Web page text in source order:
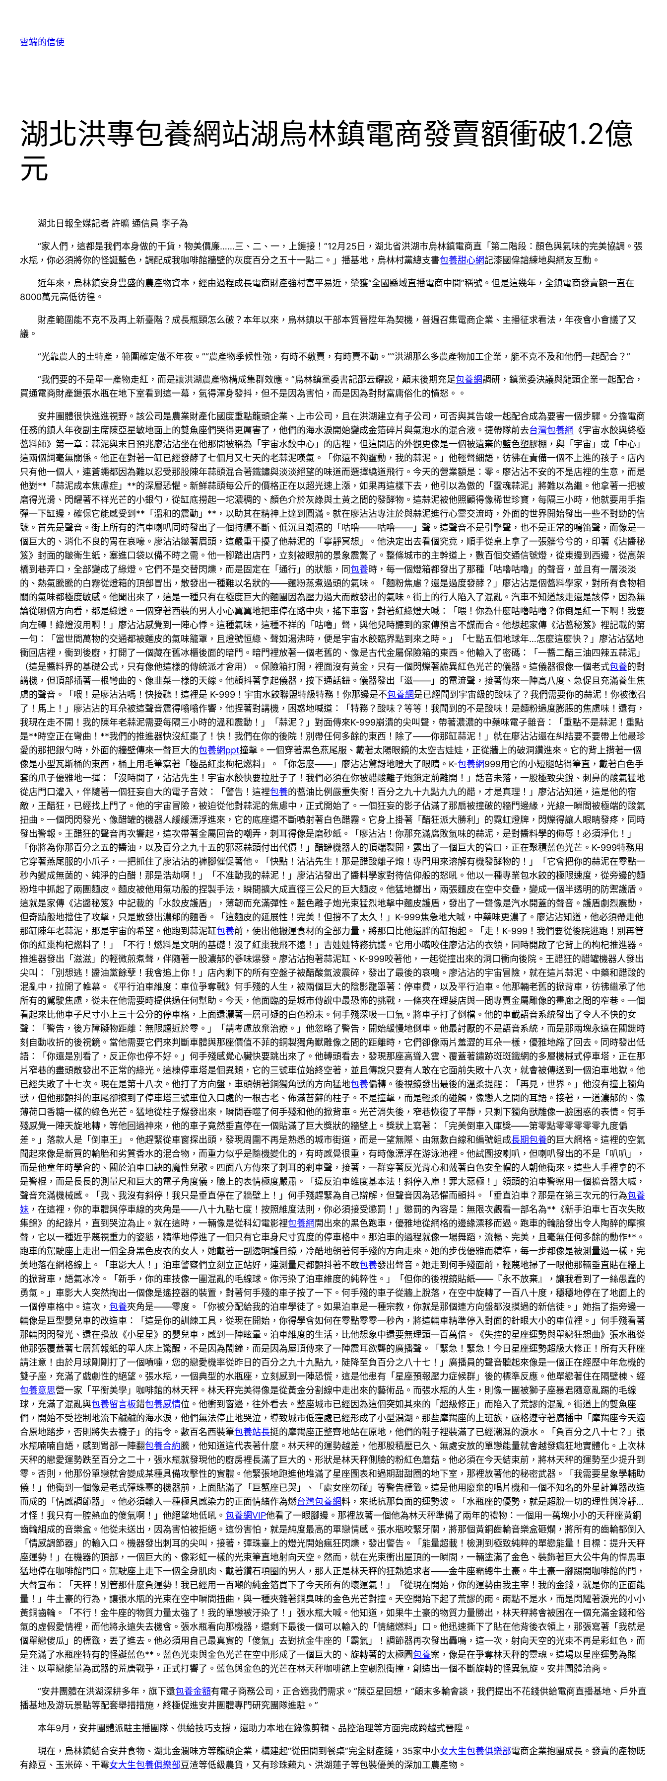
雲端的信使
湖北洪專包養網站湖烏林鎮電商發賣額衝破1.2億
元
湖北日報全媒記者 許曠 通信員 李子為
“家人們，這都是我們本身做的干貨，物美價廉……三、二、一，上鏈接！”12月25日，湖北省洪湖市烏林鎮電商直「第二階段：顏色與氣味的完美協調。張
水瓶，你必須將你的怪誕藍色，調配成我咖啡館牆壁的灰度百分之五十一點二。」播基地，烏林村黨總支書包養甜心網記漆國偉諳練地與網友互動。
近年來，烏林鎮安身豐盛的農產物資本，經由過程成長電商財產強村富平易近，榮獲“全國縣域直播電商中間”稱號。但是這幾年，全鎮電商發賣額一直在
8000萬元高低彷徨。
財產範圍能不克不及再上新臺階？成長瓶頸怎么破？本年以來，烏林鎮以干部本質晉陞年為契機，普遍召集電商企業、主播征求看法，年夜會小會議了又
議。
“光靠農人的土特產，範圍確定做不年夜。”“農產物季候性強，有時不敷賣，有時賣不動。”“洪湖那么多農產物加工企業，能不克不及和他們一起配合？”
“我們要的不是單一產物走紅，而是讓洪湖農產物構成集群效應。”烏林鎮黨委書記邵云耀說，顛末後期充足包養網調研，鎮黨委決議與龍頭企業一起配合，
買通電商財產鏈張水瓶在地下室看到這一幕，氣得渾身發抖，但不是因為害怕，而是因為對財富庸俗化的憤怒。。
安井團體很快進進視野。該公司是農業財產化國度重點龍頭企業、上市公司，且在洪湖建立有子公司，可否與其告竣一起配合成為要害一個步驟。分擔電商
任務的鎮人年夜副主席陳亞星敏地面上的雙魚座們哭得更厲害了，他們的海水淚開始變成金箔碎片與氣泡水的混合液。捷帶隊前去台灣包養網 《宇宙水餃與終極
醬料師》第一章：蒜泥與末日預兆廖沾沾坐在他那間被稱為「宇宙水餃中心」的店裡，但這間店的外觀更像是一個被遺棄的藍色塑膠棚，與「宇宙」或「中心」
這兩個詞毫無關係。他正在對著一缸已經發酵了七個月又七天的老蒜泥嘆氣。「你還不夠靈動，我的蒜泥。」他輕聲細語，彷彿在責備一個不上進的孩子。店內
只有他一個人，連蒼蠅都因為難以忍受那股陳年蒜頭混合著鐵鏽與淡淡絕望的味道而選擇繞道飛行。今天的營業額是：零。廖沾沾不安的不是店裡的生意，而是
他對**「蒜泥成本焦慮症」**的深層恐懼。新鮮蒜頭每公斤的價格正在以超光速上漲，如果再這樣下去，他引以為傲的「靈魂蒜泥」將難以為繼。他拿著一把被
磨得光滑、閃耀著不祥光芒的小銀勺，從缸底撈起一坨濃稠的、顏色介於灰綠與土黃之間的發酵物。這蒜泥被他照顧得像稀世珍寶，每隔三小時，他就要用手指
彈一下缸邊，確保它能感受到**「溫和的震動」**，以助其在精神上達到圓滿。就在廖沾沾專注於與蒜泥進行心靈交流時，外面的世界開始發出一些不對勁的信
號。首先是聲音。街上所有的汽車喇叭同時發出了一個持續不斷、低沉且潮濕的「咕嚕——咕嚕——」聲。這聲音不是引擎聲，也不是正常的鳴笛聲，而像是一
個巨大的、消化不良的胃在哀嚎。廖沾沾皺著眉頭，這嚴重干擾了他蒜泥的「寧靜冥想」。他決定出去看個究竟，順手從桌上拿了一張髒兮兮的，印著《沾醬秘
笈》封面的皺衛生紙，塞進口袋以備不時之需。他一腳踏出店門，立刻被眼前的景象震驚了。整條城市的主幹道上，數百個交通信號燈，從東邊到西邊，從高架
橋到巷弄口，全部變成了綠燈。它們不是交替閃爍，而是固定在「通行」的狀態，同包養時，每一個燈箱都發出了那種「咕嚕咕嚕」的聲音，並且有一層淡淡
的、熱氣騰騰的白霧從燈箱的頂部冒出，散發出一種難以名狀的——麵粉蒸煮過頭的氣味。「麵粉焦慮？還是過度發酵？」廖沾沾是個醬料學家，對所有食物相
關的氣味都極度敏感。他聞出來了，這是一種只有在極度巨大的麵團因為壓力過大而散發出的氣味。街上的行人陷入了混亂。汽車不知道該走還是該停，因為無
論從哪個方向看，都是綠燈。一個穿著西裝的男人小心翼翼地把車停在路中央，搖下車窗，對著紅綠燈大喊：「喂！你為什麼咕嚕咕嚕？你倒是紅一下啊！我要
向左轉！綠燈沒用啊！」廖沾沾感覺到一陣心悸。這種氣味，這種不祥的「咕嚕」聲，與他兒時聽到的家傳預言不謀而合。他想起家傳《沾醬秘笈》裡記載的第
一句：「當世間萬物的交通都被麵皮的氣味籠罩，且燈號恒綠、聲如湯沸時，便是宇宙水餃臨界點到來之時。」「七點五個地球年…怎麼這麼快？」廖沾沾猛地
衝回店裡，衝到後廚，打開了一個藏在舊冰櫃後面的暗門。暗門裡放著一個老舊的、像是古代金屬保險箱的東西。他輸入了密碼：「一醬二醋三油四辣五蒜泥」
（這是醬料界的基礎公式，只有像他這樣的傳統派才會用）。保險箱打開，裡面沒有黃金，只有一個閃爍著詭異紅色光芒的儀器。這儀器很像一個老式包養的對
講機，但頂部插著一根彎曲的、像韭菜一樣的天線。他顫抖著拿起儀器，按下通話鈕。儀器發出「滋——」的電流聲，接著傳來一陣高八度、急促且充滿養生焦
慮的聲音。「喂！是廖沾沾嗎！快接聽！這裡是 K-999！宇宙水餃聯盟特級特務！你那邊是不包養網是已經聞到宇宙級的酸味了？我們需要你的蒜泥！你被徵召
了！馬上！」廖沾沾的耳朵被這聲音震得嗡嗡作響，他捏著對講機，困惑地喊道：「特務？酸味？等等！我聞到的不是酸味！是麵粉過度膨脹的焦慮味！還有，
我現在走不開！我的陳年老蒜泥需要每隔三小時的溫和震動！」「蒜泥？」對面傳來K-999崩潰的尖叫聲，帶著濃濃的中藥味電子雜音：「重點不是蒜泥！重點
是**時空正在彎曲！**我們的推進器快沒紅棗了！快！我們在你的後院！別帶任何多餘的東西！除了——你那缸蒜泥！」就在廖沾沾還在糾結要不要帶上他最珍
愛的那把銀勺時，外面的牆壁傳來一聲巨大的包養網ppt撞擊。一個穿著黑色燕尾服、戴著太陽眼鏡的太空吉娃娃，正從牆上的破洞鑽進來。它的背上揹著一個
像是小型瓦斯桶的東西，桶上用毛筆寫著「極品紅棗枸杞燃料」。「你怎麼——」廖沾沾驚訝地瞪大了眼睛。K-包養網999用它的小短腿站得筆直，戴著白色手
套的爪子優雅地一揮：「沒時間了，沾沾先生！宇宙水餃快要拉肚子了！我們必須在你被醋酸離子炮鎖定前離開！」話音未落，一股極致尖銳、刺鼻的酸氣猛地
從店門口灌入，伴隨著一個狂妄自大的電子音效：「警告！這裡包養的醬油比例嚴重失衡！百分之九十九點九九的醋，才是真理！」廖沾沾知道，這是他的宿
敵，王醋狂，已經找上門了。他的宇宙冒險，被迫從他對蒜泥的焦慮中，正式開始了。一個狂妄的影子佔滿了那扇被撞破的牆門邊緣，光線一瞬間被極端的酸氣
扭曲。一個閃閃發光、像醋罐的機器人緩緩漂浮進來，它的底座還不斷噴射著白色醋霧。它身上掛著「醋狂派大勝利」的霓虹燈牌，閃爍得讓人眼睛發疼，同時
發出警報。王醋狂的聲音再次響起，這次帶著金屬回音的嘲弄，刺耳得像是磨砂紙。「廖沾沾！你那充滿腐敗氣味的蒜泥，是對醬料學的侮辱！必須淨化！」
「你將為你那百分之五的醬油，以及百分之九十五的邪惡蒜頭付出代價！」醋罐機器人的頂端裂開，露出了一個巨大的管口，正在聚積藍色光芒。K-999特務用
它穿著燕尾服的小爪子，一把抓住了廖沾沾的褲腳催促著他。「快點！沾沾先生！那是醋酸離子炮！專門用來溶解有機發酵物的！」「它會把你的蒜泥在零點一
秒內變成無菌的、純淨的白醋！那是浩劫啊！」「不准動我的蒜泥！」廖沾沾發出了醬料學家對待信仰般的怒吼。他以一種專業包水餃的極限速度，從旁邊的麵
粉堆中抓起了兩團麵皮。麵皮被他用氣功般的捏製手法，瞬間擴大成直徑三公尺的巨大麵皮。他猛地擲出，兩張麵皮在空中交疊，變成一個半透明的防禦護盾。
這就是家傳《沾醬秘笈》中記載的「水餃皮護盾」，薄韌而充滿彈性。藍色離子炮光束猛烈地擊中麵皮護盾，發出了一聲像是汽水開蓋的聲音。護盾劇烈震動，
但奇蹟般地擋住了攻擊，只是散發出濃郁的麵香。「這麵皮的延展性！完美！但撐不了太久！」K-999焦急地大喊，中藥味更濃了。廖沾沾知道，他必須帶走他
那缸陳年老蒜泥，那是宇宙的希望。他跑到蒜泥缸包養前，使出他搬運食材的全部力量，將那口比他還胖的缸抱起。「走！K-999！我們要從後院逃跑！別再管
你的紅棗枸杞燃料了！」「不行！燃料是文明的基礎！沒了紅棗我飛不遠！」吉娃娃特務抗議。它用小嘴咬住廖沾沾的衣領，同時開啟了它背上的枸杞推進器。
推進器發出「滋滋」的輕微煎煮聲，伴隨著一股濃郁的蔘味爆發。廖沾沾抱著蒜泥缸、K-999咬著他，一起從撞出來的洞口衝向後院。王醋狂的醋罐機器人發出
尖叫：「別想逃！醬油黨餘孽！我會追上你！」店內剩下的所有空盤子被醋酸氣波震碎，發出了最後的哀鳴。廖沾沾的宇宙冒險，就在這片蒜泥、中藥和醋酸的
混亂中，拉開了帷幕。《平行泊車維度：車位爭奪戰》何手殘的人生，被兩個巨大的陰影籠罩著：停車費，以及平行泊車。他那輛老舊的掀背車，彷彿繼承了他
所有的駕駛焦慮，從未在他需要時提供過任何幫助。今天，他面臨的是城市傳說中最恐怖的挑戰，一條夾在理髮店與一間專賣金屬雕像的畫廊之間的窄巷。一個
看起來比他車子尺寸小上三十公分的停車格，上面還灑著一層可疑的白色粉末。何手殘深吸一口氣。將車子打了倒檔。他的車載語音系統發出了令人不快的女
聲：「警告，後方障礙物距離：無限趨近於零。」「請考慮放棄治療。」他忽略了警告，開始緩慢地倒車。他最討厭的不是語音系統，而是那兩塊永遠在關鍵時
刻自動收折的後視鏡。當他需要它們來判斷車體與那座價值不菲的銅製獨角獸雕像之間的距離時，它們卻像兩片羞澀的耳朵一樣，優雅地縮了回去。同時發出低
語：「你還是別看了，反正你也停不好。」何手殘感覺心臟快要跳出來了。他轉頭看去，發現那座高聳入雲、覆蓋著鏽跡斑斑鐵網的多層機械式停車塔，正在那
片窄巷的盡頭散發出不正常的綠光。這棟停車塔是個異類，它的三號車位始終空著，並且傳說只要有人敢在它面前失敗十八次，就會被傳送到一個泊車地獄。他
已經失敗了十七次。現在是第十八次。他打了方向盤，車頭朝著銅獨角獸的方向猛地包養偏轉。後視鏡發出最後的溫柔提醒：「再見，世界。」他沒有撞上獨角
獸，但他那顫抖的車尾卻擦到了停車塔三號車位入口處的一根古老、佈滿苔蘚的柱子。不是撞擊，而是輕柔的碰觸，像戀人之間的耳語。接著，一道濃郁的、像
薄荷口香糖一樣的綠色光芒。猛地從柱子爆發出來，瞬間吞噬了何手殘和他的掀背車。光芒消失後，窄巷恢復了平靜，只剩下獨角獸雕像一臉困惑的表情。何手
殘感覺一陣天旋地轉，等他回過神來，他的車子竟然垂直停在一個貼滿了巨大獎狀的牆壁上。獎狀上寫著：「完美倒車入庫獎——第零點零零零零零九度偏
差。」落款人是「倒車王」。他趕緊從車窗探出頭，發現周圍不再是熟悉的城市街道，而是一望無際、由無數白線和編號組成長期包養的巨大網格。這裡的空氣
聞起來像是新買的輪胎和劣質香水的混合物，而重力似乎是隨機變化的，有時感覺很重，有時像漂浮在游泳池裡。他試圖按喇叭，但喇叭發出的不是「叭叭」，
而是他童年時學會的、關於泊車口訣的魔性兒歌。四面八方傳來了刺耳的剎車聲，接著，一群穿著反光背心和戴著白色安全帽的人朝他衝來。這些人手裡拿的不
是警棍，而是長長的測量尺和巨大的電子角度儀，臉上的表情極度嚴肅。「違反泊車維度基本法！斜停入庫！罪大惡極！」領頭的泊車警察用一個擴音器大喊，
聲音充滿機械感。「我、我沒有斜停！我只是垂直停在了牆壁上！」何手殘趕緊為自己辯解，但聲音因為恐懼而顫抖。「垂直泊車？那是在第三次元的行為包養
妹 ，在這裡，你的車體與停車線的夾角是——八十九點七度！按照維度法則，你必須接受懲罰！」懲罰的內容是：無限次觀看一部名為**《新手泊車七百次失敗
集錦》的紀錄片，直到哭泣為止。就在這時，一輛像是從科幻電影裡包養網 開出來的黑色跑車，優雅地從網格的邊緣漂移而過。跑車的輪胎發出令人陶醉的摩擦
聲，它以一種近乎蔑視重力的姿態，精準地停進了一個只有它車身尺寸寬度的停車格中。那泊車的過程就像一場舞蹈，流暢、完美，且毫無任何多餘的動作**。
跑車的駕駛座上走出一個全身黑色皮衣的女人，她戴著一副透明護目鏡，冷酷地朝著何手殘的方向走來。她的步伐優雅而精準，每一步都像是被測量過一樣，完
美地落在網格線上。「車影大人！」泊車警察們立刻立正站好，連測量尺都顫抖著不敢包養發出聲音。她走到何手殘面前，輕蔑地掃了一眼他那輛垂直貼在牆上
的掀背車，語氣冰冷。「新手，你的車技像一團混亂的毛線球。你污染了泊車維度的純粹性。」「但你的後視鏡貼紙——『永不放棄』，讓我看到了一絲愚蠢的
勇氣。」車影大人突然掏出一個像是遙控器的裝置，對著何手殘的車子按了一下。何手殘的車子從牆上脫落，在空中旋轉了一百八十度，穩穩地停在了地面上的
一個停車格中。這次， 包養夾角是——零度。「你被分配給我的泊車學徒了。如果泊車是一種宗教，你就是那個連方向盤都沒摸過的新信徒。」她指了指旁邊一
輛像是巨型嬰兒車的改造車：「這是你的訓練工具，從現在開始，你得學會如何在零點零零一秒內，將這輛車精準停入對面的針眼大小的車位裡。」何手殘看著
那輛閃閃發光、還在播放《小星星》的嬰兒車，感到一陣眩暈。泊車維度的生活，比他想象中還要無理頭一百萬倍。《失控的星座運勢與單戀狂想曲》張水瓶從
他那張覆蓋著七層舊報紙的單人床上驚醒，不是因為鬧鐘，而是因為屋頂傳來了一陣震耳欲聾的廣播聲。「緊急！緊急！今日星座運勢超級大修正！所有天秤座
請注意！由於月球剛剛打了一個噴嚏，您的戀愛機率從昨日的百分之九十九點九，陡降至負百分之八十七！」廣播員的聲音聽起來像是一個正在經歷中年危機的
雙子座，充滿了戲劇性的絕望。張水瓶，一個典型的水瓶座，立刻感到一陣恐慌，這是他患有「星座預報壓力症候群」後的標準反應。他單戀著住在隔壁棟、經
包養意思營一家「平衡美學」咖啡館的林天秤。林天秤完美得像是從黃金分割線中走出來的藝術品。而張水瓶的人生，則像一團被獅子座暴君隨意亂踢的毛線
球，充滿了混亂與包養留言板錯包養感情位。他衝到窗邊，往外看去。整座城市已經因為這個突如其來的「超級修正」而陷入了荒謬的混亂。街道上的雙魚座
們，開始不受控制地流下鹹鹹的海水淚，他們無法停止地哭泣，導致城市低窪處已經形成了小型潟湖。那些摩羯座的上班族，嚴格遵守著廣播中「摩羯座今天適
合原地踏步，否則將失去襪子」的指令。數百名西裝筆包養站長挺的摩羯座正整齊地站在原地，他們的鞋子裡裝滿了已經潮濕的淚水。「負百分之八十七？」張
水瓶喃喃自語，感到胃部一陣翻包養合約騰，他知道這代表著什麼。林天秤的運勢越差，他那股積壓已久、無處安放的單戀能量就會越發瘋狂地實體化。上次林
天秤的戀愛運勢跌至百分之二十，張水瓶就發現他的廚房裡長滿了巨大的、形狀是林天秤側臉的粉紅色蘑菇。他必須在今天結束前，將林天秤的運勢至少提升到
零。否則，他那份單戀就會變成某種具備攻擊性的實體。他緊張地跑進他堆滿了星座圖表和過期甜甜圈的地下室，那裡放著他的秘密武器。「我需要星象學輔助
儀！」他衝到一個像是老式彈珠臺的機器前，上面貼滿了「巨蟹座已哭」、「處女座勿碰」等警告標籤。這是他用廢棄的唱片機和一個不知名的外星計算器改造
而成的「情感調節器」。他必須輸入一種極具感染力的正面情緒作為燃台灣包養網料，來抵抗那負面的運勢波。「水瓶座的優勢，就是超脫一切的理性與冷靜…
才怪！我只有一腔熱血的傻氣啊！」他絕望地低吼。 包養網VIP他看了一眼腳邊。那裡放著一個他為林天秤準備了兩年的禮物：一個用一萬塊小小的天秤座黃銅
齒輪組成的音樂盒。他從未送出，因為害怕被拒絕。這份害怕，就是純度最高的單戀情感。張水瓶咬緊牙關，將那個黃銅齒輪音樂盒砸爛，將所有的齒輪都倒入
「情感調節器」的輸入口。機器發出刺耳的尖叫，接著，彈珠臺上的燈光開始瘋狂閃爍，發出警告。「能量超載！檢測到極致純粹的單戀能量！目標：提升天秤
座運勢！」在機器的頂部，一個巨大的、像彩虹一樣的光束筆直地射向天空。然而，就在光束衝出屋頂的一瞬間，一輛塗滿了金色、裝飾著巨大公牛角的悍馬車
猛地停在咖啡館門口。駕駛座上走下一個全身肌肉、戴著鑽石項圈的男人，那人正是林天秤的狂熱追求者——金牛座霸總牛土豪。牛土豪一腳踢開咖啡館的門，
大聲宣布：「天秤！別管那什麼負運勢！我已經用一百噸的純金箔買下了今天所有的壞運氣！」「從現在開始，你的運勢由我主宰！我的金錢，就是你的正面能
量！」牛土豪的行為，讓張水瓶的光束在空中瞬間扭曲，與一種夾雜著銅臭味的金色光芒對撞。天空開始下起了荒謬的雨。雨點不是水，而是閃耀著淚光的小小
黃銅齒輪。「不行！金牛座的物質力量太強了！我的單戀被汙染了！」張水瓶大喊。他知道，如果牛土豪的物質力量勝出，林天秤將會被困在一個充滿金錢和俗
氣的虛假愛情裡，而他將永遠失去機會。張水瓶看向那機器，還剩下最後一個可以輸入的「情緒燃料」口。他迅速撕下了貼在他背後衣領上，那張寫著「我就是
個單戀傻瓜」的標籤，丟了進去。他必須用自己最真實的「傻氣」去對抗金牛座的「霸氣」！調節器再次發出轟鳴，這一次，射向天空的光束不再是彩虹色，而
是充滿了水瓶座特有的怪誕藍色**。藍色光束與金色光芒在空中形成了一個巨大的、旋轉著的太極圖包養案，像是在爭奪林天秤的靈魂。這場以星座運勢為賭
注、以單戀能量為武器的荒唐戰爭，正式打響了。藍色與金色的光芒在林天秤咖啡館上空劇烈衝撞，創造出一個不斷旋轉的怪異氣旋。安井團體洽商。
“安井團體在洪湖深耕多年，旗下還包養金額有電子商務公司，正合適我們需求。”陳亞星回想，“顛末多輪會談，我們提出不花錢供給電商直播基地、戶外直
播基地及游玩景點等配套舉措措施，終極促進安井團體專門研究團隊進駐。”
本年9月，安井團體派駐主播團隊、供給技巧支撐，還助力本地在錄像剪輯、品控治理等方面完成跨越式晉陞。
現在，烏林鎮結合安井食物、湖北金瀾味方等龍頭企業，構建起“從田間到餐桌”完全財產鏈，35家中小女大生包養俱樂部電商企業抱團成長。發賣的產物既
有綠豆、玉米碎、干霉女大生包養俱樂部豆渣等低級農貨，又有珍珠藕丸、洪湖蓮子等包裝優美的深加工農產物。